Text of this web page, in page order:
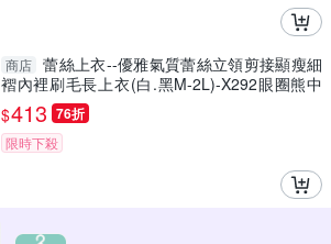
商店 蕾絲上衣--優雅氣質蕾絲立領剪接顯瘦細
褶內裡刷毛長上衣(白.黑M-2L)-X292眼圈熊中
大尺碼
$413 76折
限時下殺